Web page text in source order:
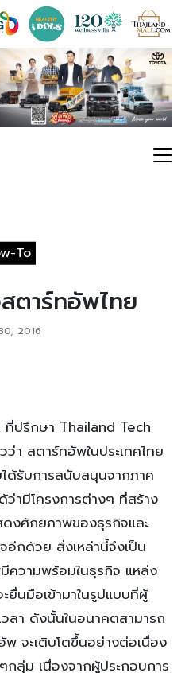
To
ตาร์ทอัพไทย
2016
รึกษา Thailand Tech
า สตาร์ทอัพในประเทศไทย
ด้รับการสนับสนุนจากภาค
ว่ามีโครงการต่างๆ ที่สร้าง
งศักยภาพของธุรกิจและ
อีกด้วย สิ่งเหล่านี้จึงเป็น
วามพร้อมในธุรกิจ แหล่ง
ยื่นมือเข้ามาในรูปแบบที่ผู้
วลา ดังนั้นในอนาคตสามารถ
จะเติบโตขึ้นอย่างต่อเนื่อง
กลุ่ม เนื่องจากผู้ประกอบการ